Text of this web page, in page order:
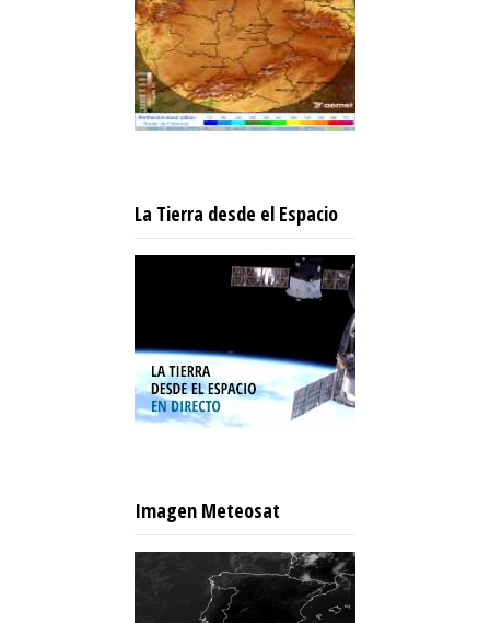
La Tierra desde el Espacio
Imagen Meteosat